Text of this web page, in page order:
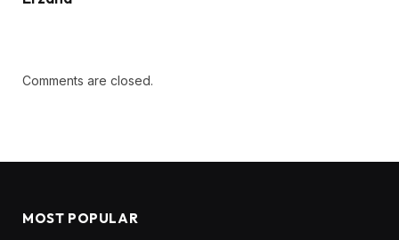
Comments are closed.
MOST POPULAR